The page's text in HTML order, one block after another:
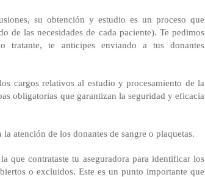
su obtención y estudio es un proceso que
de las necesidades de cada paciente). Te pedimos
tratante, te anticipes enviando a tus donantes
cargos relativos al estudio y procesamiento de la
obligatorias que garantizan la seguridad y eficacia
atención de los donantes de sangre o plaquetas.
que contrataste tu aseguradora para identificar los
o excluidos. Este es un punto importante que